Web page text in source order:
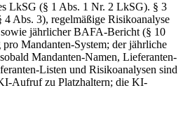
LkSG (§ 1 Abs. 1 Nr. 2 LkSG). § 3
Abs. 3), regelmäßige Risikoanalyse
jährlicher BAFA-Bericht (§ 10
Mandanten-System; der jährliche
Mandanten-Namen, Lieferanten-
Listen und Risikoanalysen sind
Aufruf zu Platzhaltern; die KI-